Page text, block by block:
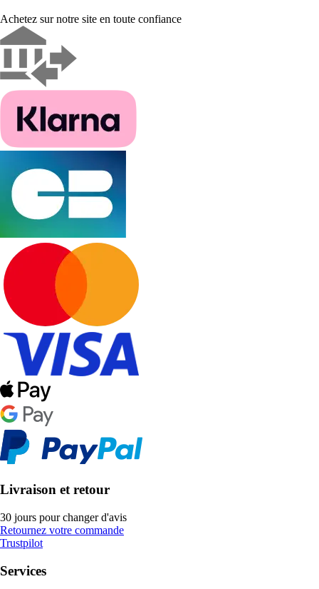
Achetez sur notre site en toute confiance
Livraison et retour
30 jours pour changer d'avis
Retournez votre commande
Trustpilot
Services